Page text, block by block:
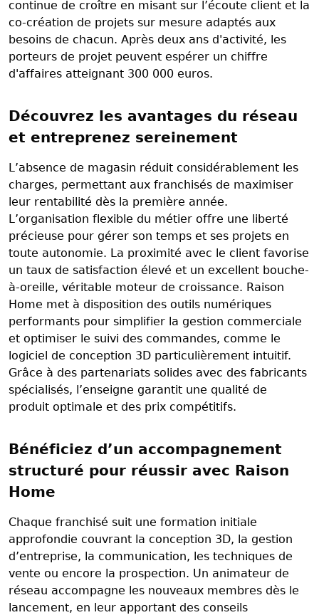
continue de croître en misant sur l’écoute client et la
co-création de projets sur mesure adaptés aux
besoins de chacun. Après deux ans d'activité, les
porteurs de projet peuvent espérer un chiffre
d'affaires atteignant 300 000 euros.
Découvrez les avantages du réseau
et entreprenez sereinement
L’absence de magasin réduit considérablement les
charges, permettant aux franchisés de maximiser
leur rentabilité dès la première année.
L’organisation flexible du métier offre une liberté
précieuse pour gérer son temps et ses projets en
toute autonomie. La proximité avec le client favorise
un taux de satisfaction élevé et un excellent bouche-
à-oreille, véritable moteur de croissance. Raison
Home met à disposition des outils numériques
performants pour simplifier la gestion commerciale
et optimiser le suivi des commandes, comme le
logiciel de conception 3D particulièrement intuitif.
Grâce à des partenariats solides avec des fabricants
spécialisés, l’enseigne garantit une qualité de
produit optimale et des prix compétitifs.
Bénéficiez d’un accompagnement
structuré pour réussir avec Raison
Home
Chaque franchisé suit une formation initiale
approfondie couvrant la conception 3D, la gestion
d’entreprise, la communication, les techniques de
vente ou encore la prospection. Un animateur de
réseau accompagne les nouveaux membres dès le
lancement, en leur apportant des conseils